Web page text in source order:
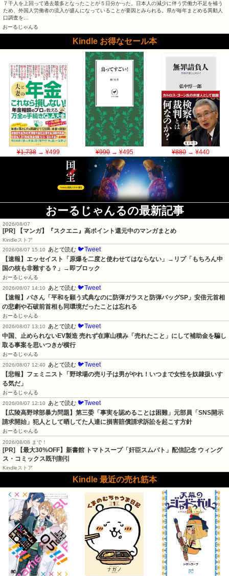
７千人を上回って過去最多となったことが５日分かった。日本人の減少に伴う労働力不足を補う
ため、外国人労働者の流入が盛んになっていることが要因とみられる。県が毎年まとめる異動人
口調査を…
おーるじゃんる
Kindle お得なセール本
¥1,738→ ¥499 ¥990→ ¥495 ¥880→ ¥440
おーるじゃんるの最新記事
2026/08/07
[PR] 【マンガ】『スクエニ』高ポイント還元中のマンガまとめ
Kindleストア
2026/08/07 15:10 あとで読む 🐦Tweet
【速報】エッセイスト「原爆を二度と使わせてはならない」→リプ「もちろん中
国の核も非難する？」→即ブロック
おーるじゃんる
2026/08/07 14:10 あとで読む 🐦Tweet
【速報】パさん「平和を願う式典なのに防弾ガラスと防弾バッグSP」安倍元首相
の悲劇や石破前首相も同環境だったことは忘れる
おーるじゃんる
2026/08/07 13:10 あとで読む 🐦Tweet
中国、止められないEV製造 売れず在庫山積み「売れたこと」にして補助金を騙し
取る事案を思いつきが横行
おーるじゃんる
2026/08/07 12:40 あとで読む 🐦Tweet
【悲報】フェミニスト「野球場の売り子は男がやれ！いつまで女性を奴隷扱いす
る気だ」
おーるじゃんる
2026/08/07 12:10 あとで読む 🐦Tweet
【広陵高野球部暴力問題】第三委「事実を認めることは困難」元部員「SNS開示
請求開始」犯人として晒してた人達に損害賠償請求訴訟を起こす方針
おーるじゃんる
2026/08/08 まで！
[PR] 【最大30%OFF】新書館 トマトスープ「奸臣スムバト」配信記念 ウィング
ス・コミックス既刊割引
Kindleストア
Kindle 最近の売れ筋本